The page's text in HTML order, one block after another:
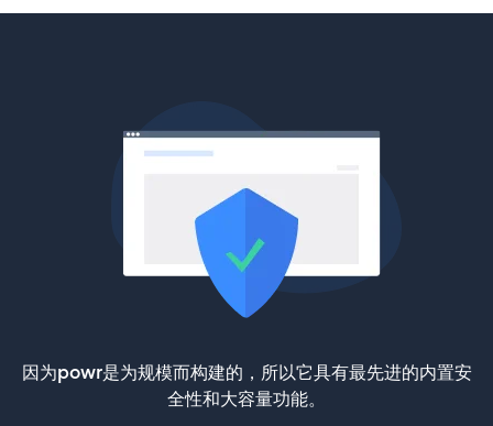
因为powr是为规模而构建的，所以它具有最先进的内置安
全性和大容量功能。